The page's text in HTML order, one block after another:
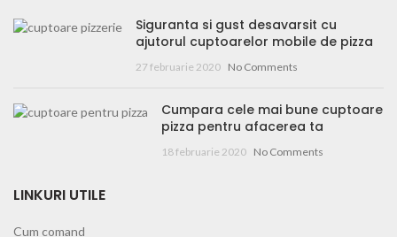
Siguranta si gust desavarsit cu
ajutorul cuptoarelor mobile de pizza
27 februarie 2020 No Comments
Cumpara cele mai bune cuptoare
pizza pentru afacerea ta
18 februarie 2020 No Comments
LINKURI UTILE
Cum comand